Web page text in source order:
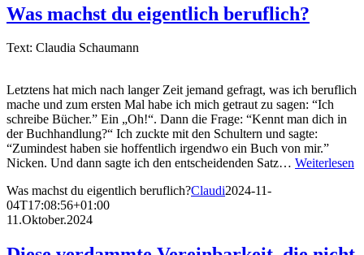
Was machst du eigentlich beruflich?
Text: Claudia Schaumann
Letztens hat mich nach langer Zeit jemand gefragt, was ich beruflich
mache und zum ersten Mal habe ich mich getraut zu sagen: “Ich
schreibe Bücher.” Ein „Oh!“. Dann die Frage: “Kennt man dich in
der Buchhandlung?“ Ich zuckte mit den Schultern und sagte:
“Zumindest haben sie hoffentlich irgendwo ein Buch von mir.”
Nicken. Und dann sagte ich den entscheidenden Satz… Weiterlesen
Was machst du eigentlich beruflich?Claudi2024-11-
04T17:08:56+01:00
11.Oktober.2024